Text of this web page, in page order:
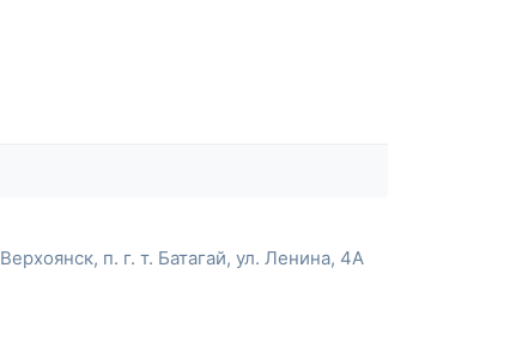
Верхоянск, п. г. т. Батагай, ул. Ленина, 4А